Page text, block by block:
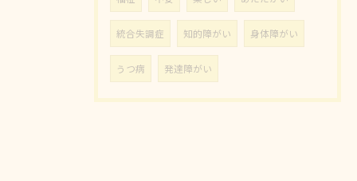
統合失調症 知的障がい 身体障がい
うつ病 発達障がい